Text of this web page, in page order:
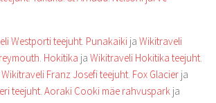
Westporti teejuht. Punakaiki ja Wikitraveli
. Hokitika ja Wikitraveli Hokitika teejuht.
Wikitraveli Franz Josefi teejuht. Fox Glacier ja
teejuht. Aoraki Cooki mäe rahvuspark ja